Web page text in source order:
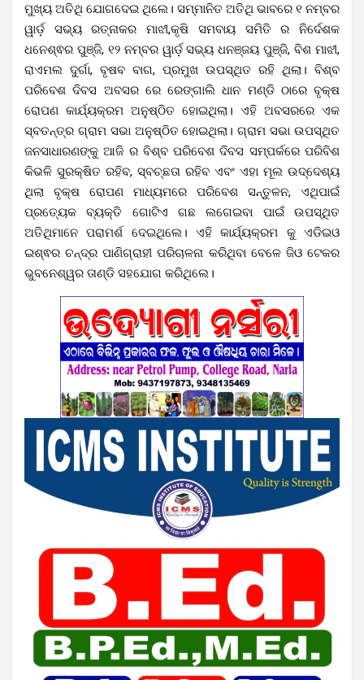
ମୁଖ୍ୟ ଅତିଥି ଯୋଗଦେଇ ଥିଲେ। ସମ୍ମାନିତ ଅତିଥି ଭାବରେ ୧ ନମ୍ବର
ୱାର୍ଡ଼ ସଭ୍ୟ ରତ୍ନାକର ମାଝୀ,କୃଷି ସମବାୟ ସମିତି ର ନିର୍ଦେଶକ
ଧନେଶ୍ଵର ପୁଞ୍ଜି, ୧୨ ନମ୍ବର ୱାର୍ଡ଼ ସଭ୍ୟ ଧନଞ୍ଜୟ ପୁଞ୍ଜି, ବିଶ ମାଝୀ,
ରାଏମଲ ଦୁର୍ଗା, ବୃଷବ ବାଗ, ପ୍ରମୁଖ ଉପସ୍ଥିତ ରହି ଥିଲା। ବିଶ୍ବ
ପରିବେଶ ଦିବସ ଅବସର ରେ ରେଙ୍ଗାଲି ଧାନ ମଣ୍ଡି ଠାରେ ବୃକ୍ଷ
ରୋପଣ କାର୍ଯ୍ୟକ୍ରମ ଅନୁଷ୍ଠିତ ହୋଇଥିଲା। ଏହି ଅବସରରେ ଏକ
ସ୍ବତନ୍ତ୍ର ଗ୍ରାମ ସଭା ଅନୁଷ୍ଠିତ ହୋଇଥିଲା। ଗ୍ରାମ ସଭା ଉପସ୍ଥିତ
ଜନସାଧାରଣଙ୍କୁ ଆଜି ର ବିଶ୍ବ ପରିବେଶ ଦିବସ ସମ୍ପର୍କରେ ପରିବିଶ
କିଭଳି ସୁରକ୍ଷିତ ରହିବ, ସ୍ବଚ୍ଛତା ରହିବ ଏବଂ ଏହା ମୂଲ ଉଦ୍ଦେଶ୍ୟ
ଥିଲା ବୃକ୍ଷ ରୋପଣ ମାଧ୍ୟମରେ ପରିବେଶ ସନ୍ତୁଳନ, ଏଥିପାଇଁ
ପ୍ରତ୍ୟେକ ବ୍ୟକ୍ତି ଗୋଟିଏ ଗଛ ଲଗେଇବା ପାଇଁ ଉପସ୍ଥିତ
ଅତିଥିମାନେ ପରାମର୍ଶ ଦେଇଥିଲେ। ଏହି କାର୍ଯ୍ୟକ୍ରମ କୁ ଏଡିଇଓ
ଇଶ୍ଵର ଚନ୍ଦ୍ର ପାଣିଗ୍ରାହୀ ପରିଚାଳନା କରିଥିବା ବେଳେ ଜିଓ ଟେକର
ଭୁବନେଶ୍ୱର ତାଣ୍ଡି ସହଯୋଗ କରିଥିଲେ।